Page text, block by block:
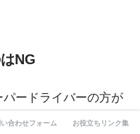
NG
ードライバーの方が
険な「間違い」につい
合わせフォーム お役立ちリンク集